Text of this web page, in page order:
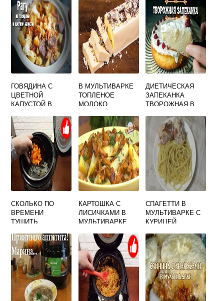
ГОВЯДИНА С
ЦВЕТНОЙ
КАПУСТОЙ В
В МУЛЬТИВАРКЕ
ТОПЛЕНОЕ
МОЛОКО
ДИЕТИЧЕСКАЯ
ЗАПЕКАНКА
ТВОРОЖНАЯ В
СКОЛЬКО ПО
ВРЕМЕНИ
ТУШИТЬ
МУЛЬТИВАРКЕ
КАРТОШКА С
ЛИСИЧКАМИ В
МУЛЬТИВАРКЕ
СПАГЕТТИ В
МУЛЬТИВАРКЕ С
КУРИЦЕЙ